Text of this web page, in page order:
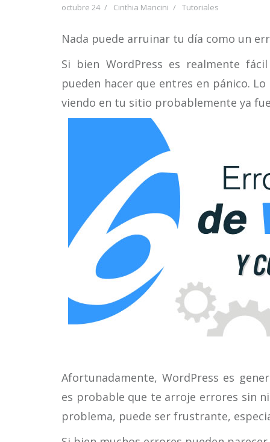
octubre 24 Cinthia Mancini Tutoriales
Nada puede arruinar tu día como un
Si bien WordPress es realmente
pueden hacer que entres en pánico.
viendo en tu sitio probablemente ya
Afortunadamente, WordPress es
es probable que te arroje errores sin
problema, puede ser frustrante,